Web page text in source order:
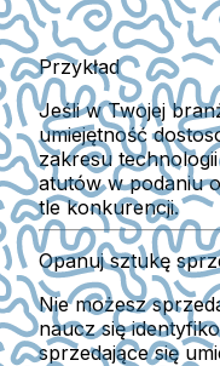
Przykład
Jeśli w Twojej
umiejętność
zakresu
atutów w podaniu
tle konkurencji.
Opanuj sztukę
Nie możesz
naucz się
sprzedające się